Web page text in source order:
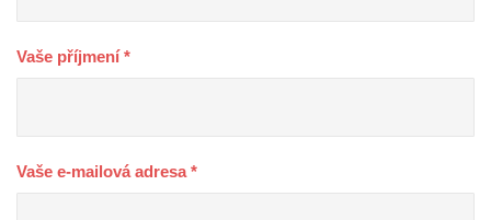
Vaše příjmení *
Vaše e-mailová adresa *